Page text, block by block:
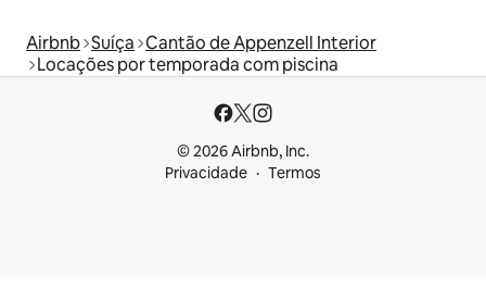
Airbnb Suíça Cantão de Appenzell Interior
Locações por temporada com piscina
© 2026 Airbnb, Inc.
Privacidade
Termos